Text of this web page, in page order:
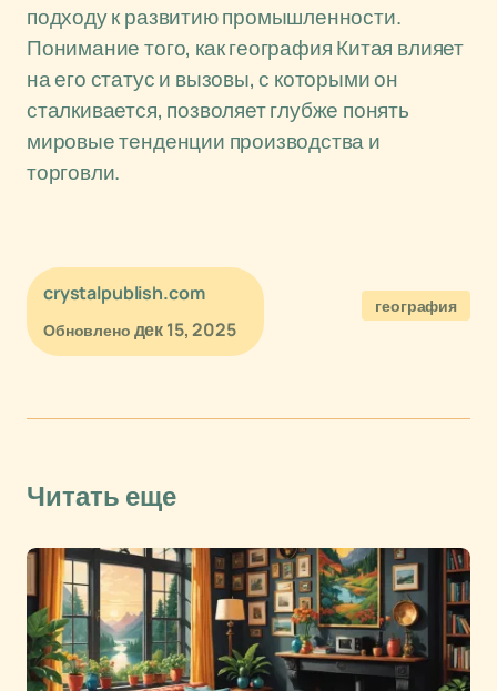
подходу к развитию промышленности.
Понимание того, как география Китая влияет
на его статус и вызовы, с которыми он
сталкивается, позволяет глубже понять
мировые тенденции производства и
торговли.
crystalpublish.com
Обновлено дек 15, 2025
география
Читать еще